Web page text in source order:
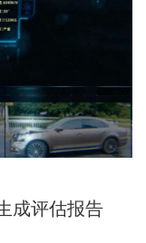
成评估报告